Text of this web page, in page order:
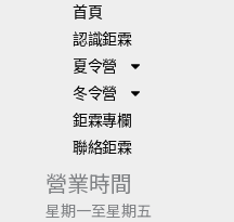
首頁
認識鉅霖
夏令營
冬令營
鉅霖專欄
聯絡鉅霖
營業時間
星期一至星期五